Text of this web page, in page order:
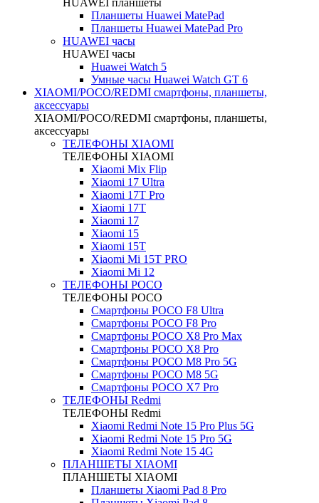
HUAWEI планшеты
Планшеты Huawei MatePad
Планшеты Huawei MatePad Pro
HUAWEI часы
HUAWEI часы
Huawei Watch 5
Умные часы Huawei Watch GT 6
XIAOMI/POCO/REDMI cмартфоны, планшеты,
аксессуары
XIAOMI/POCO/REDMI cмартфоны, планшеты,
аксессуары
ТЕЛЕФОНЫ XIAOMI
ТЕЛЕФОНЫ XIAOMI
Xiaomi Mix Flip
Xiaomi 17 Ultra
Xiaomi 17T Pro
Xiaomi 17T
Xiaomi 17
Xiaomi 15
Xiaomi 15T
Xiaomi Mi 15T PRO
Xiaomi Mi 12
ТЕЛЕФОНЫ POCO
ТЕЛЕФОНЫ POCO
Смартфоны POCO F8 Ultra
Смартфоны POCO F8 Pro
Смартфоны POCO X8 Pro Max
Смартфоны POCO X8 Pro
Смартфоны POCO M8 Pro 5G
Смартфоны POCO M8 5G
Смартфоны POCO X7 Pro
ТЕЛЕФОНЫ Redmi
ТЕЛЕФОНЫ Redmi
Xiaomi Redmi Note 15 Pro Plus 5G
Xiaomi Redmi Note 15 Pro 5G
Xiaomi Redmi Note 15 4G
ПЛАНШЕТЫ XIAOMI
ПЛАНШЕТЫ XIAOMI
Планшеты Xiaomi Pad 8 Pro